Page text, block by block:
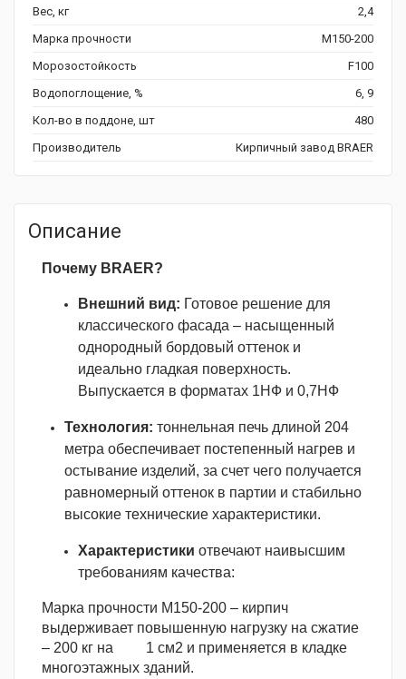
Вес, кг
2,4
Марка прочности
М150-200
Морозостойкость
F100
Водопоглощение, %
6, 9
Кол-во в поддоне, шт
480
Производитель
Кирпичный завод BRAER
Описание
Почему BRAER?
Внешний вид: Готовое решение для
классического фасада – насыщенный
однородный бордовый оттенок и
идеально гладкая поверхность.
Выпускается в форматах 1НФ и 0,7НФ
Технология: тоннельная печь длиной 204
метра обеспечивает постепенный нагрев и
остывание изделий, за счет чего получается
равномерный оттенок в партии и стабильно
высокие технические характеристики.
Характеристики отвечают наивысшим
требованиям качества:
Марка прочности М150-200 – кирпич
выдерживает повышенную нагрузку на сжатие
– 200 кг на 1 см2 и применяется в кладке
многоэтажных зданий.